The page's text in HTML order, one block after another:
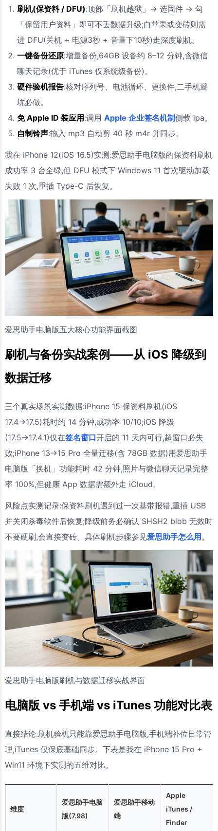
刷机(保资料 / DFU):顶部「刷机越狱」→ 选固件 → 勾
「保留用户资料」即可不丢数据升级;白苹果或变砖则需
进 DFU(关机 + 电源3秒 + 音量下10秒)走深度刷机。
一键备份还原:增量备份,64GB 设备约 8–12 分钟,含微信
聊天记录(优于 iTunes 仅系统级备份)。
硬件验机报告:核对序列号、电池循环、更换件,二手机避
坑必做。
免 Apple ID 装应用:调用 Apple 企业签名机制侧载 ipa。
自制铃声:拖入 mp3 自动剪 40 秒 m4r 并同步。
我在 iPhone 12(iOS 16.5)实测:爱思助手电脑版的保资料刷机
成功率 3 台全绿,但 DFU 模式下 Windows 11 首次驱动加载
失败 1 次,重插 Type-C 后恢复。
爱思助手电脑版五大核心功能界面截图
刷机与备份实战案例——从 iOS 降级到
数据迁移
三个真实场景实测数据:iPhone 15 保资料刷机(iOS
17.4→17.5)耗时约 14 分钟,成功率 10/10;iOS 降级
(17.5→17.4.1)仅在签名窗口开启的 11 天内可行,超窗口必失
败;iPhone 13→15 Pro 全量迁移(含 78GB 数据)用爱思助手
电脑版「换机」功能耗时 42 分钟,照片与微信聊天记录完整
率 100%,但健康 App 数据需额外走 iCloud。
风险点实测记录:保资料刷机遇到过一次基带报错,重插 USB
并关闭杀毒软件后恢复;降级前务必确认 SHSH2 blob 无效时
不要硬刷,会直接变砖。具体刷机步骤参见爱思助手怎么用。
爱思助手电脑版刷机与数据迁移实战界面
电脑版 vs 手机端 vs iTunes 功能对比表
直接结论:刷机验机只能靠爱思助手电脑版,手机端补位日常管
理,iTunes 仅保底基础同步。下表是我在 iPhone 15 Pro +
Win11 环境下实测的五维对比。
维度
爱思助手电脑
版(7.98)
爱思助手移动
端
Apple
iTunes /
Finder